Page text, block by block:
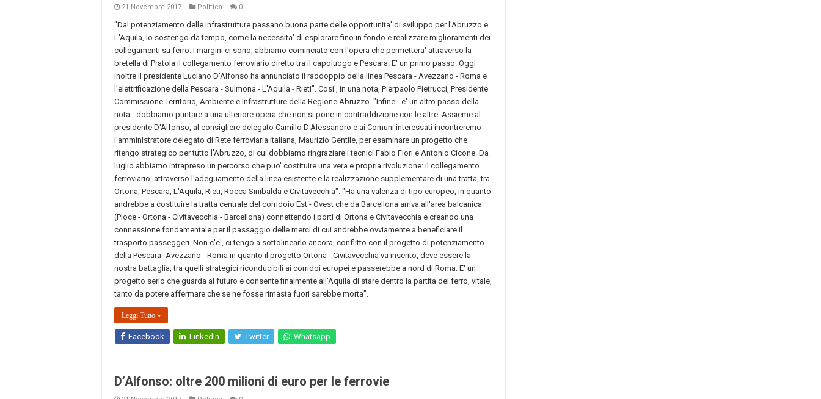
21 Novembre 2017 Politica 0
"Dal potenziamento delle infrastrutture passano buona parte delle opportunita' di sviluppo per l'Abruzzo e
L'Aquila, lo sostengo da tempo, come la necessita' di esplorare fino in fondo e realizzare miglioramenti dei
collegamenti su ferro. I margini ci sono, abbiamo cominciato con l'opera che permettera' attraverso la
bretella di Pratola il collegamento ferroviario diretto tra il capoluogo e Pescara. E' un primo passo. Oggi
inoltre il presidente Luciano D'Alfonso ha annunciato il raddoppio della linea Pescara - Avezzano - Roma e
l'elettrificazione della Pescara - Sulmona - L'Aquila - Rieti". Cosi', in una nota, Pierpaolo Pietrucci, Presidente
Commissione Territorio, Ambiente e Infrastrutture della Regione Abruzzo. "Infine - e' un altro passo della
nota - dobbiamo puntare a una ulteriore opera che non si pone in contraddizione con le altre. Assieme al
presidente D'Alfonso, al consigliere delegato Camillo D'Alessandro e ai Comuni interessati incontreremo
l'amministratore delegato di Rete ferroviaria italiana, Maurizio Gentile, per esaminare un progetto che
ritengo strategico per tutto l'Abruzzo, di cui dobbiamo ringraziare i tecnici Fabio Fiori e Antonio Cicone. Da
luglio abbiamo intrapreso un percorso che puo' costituire una vera e propria rivoluzione: il collegamento
ferroviario, attraverso l'adeguamento della linea esistente e la realizzazione supplementare di una tratta, tra
Ortona, Pescara, L'Aquila, Rieti, Rocca Sinibalda e Civitavecchia". "Ha una valenza di tipo europeo, in quanto
andrebbe a costituire la tratta centrale del corridoio Est - Ovest che da Barcellona arriva all'area balcanica
(Ploce - Ortona - Civitavecchia - Barcellona) connettendo i porti di Ortona e Civitavecchia e creando una
connessione fondamentale per il passaggio delle merci di cui andrebbe ovviamente a beneficiare il
trasporto passeggeri. Non c'e', ci tengo a sottolinearlo ancora, conflitto con il progetto di potenziamento
della Pescara- Avezzano - Roma in quanto il progetto Ortona - Civitavecchia va inserito, deve essere la
nostra battaglia, tra quelli strategici riconducibili ai corridoi europei e passerebbe a nord di Roma. E' un
progetto serio che guarda al futuro e consente finalmente all'Aquila di stare dentro la partita del ferro, vitale,
tanto da potere affermare che se ne fosse rimasta fuori sarebbe morta".
Leggi Tutto »
Facebook LinkedIn Twitter Whatsapp
D’Alfonso: oltre 200 milioni di euro per le ferrovie